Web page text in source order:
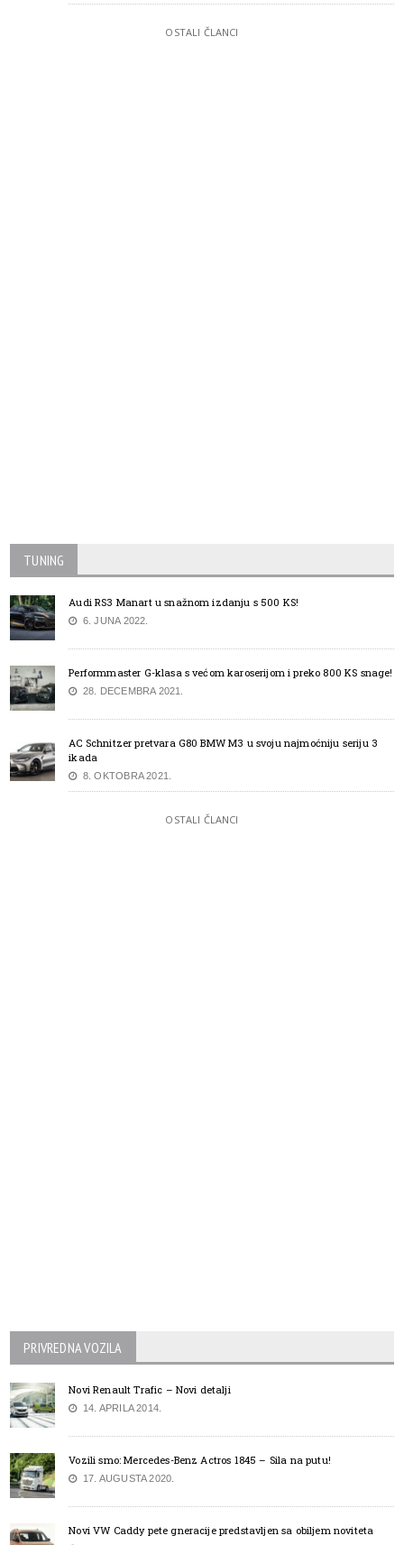
OSTALI ČLANCI
TUNING
Audi RS3 Manart u snažnom izdanju s 500 KS!
6. JUNA 2022.
Performmaster G-klasa s većom karoserijom i preko 800 KS snage!
28. DECEMBRA 2021.
AC Schnitzer pretvara G80 BMW M3 u svoju najmoćniju seriju 3
ikada
8. OKTOBRA 2021.
OSTALI ČLANCI
PRIVREDNA VOZILA
Novi Renault Trafic – Novi detalji
14. APRILA 2014.
Vozili smo: Mercedes-Benz Actros 1845 – Sila na putu!
17. AUGUSTA 2020.
Novi VW Caddy pete gneracije predstavljen sa obiljem noviteta